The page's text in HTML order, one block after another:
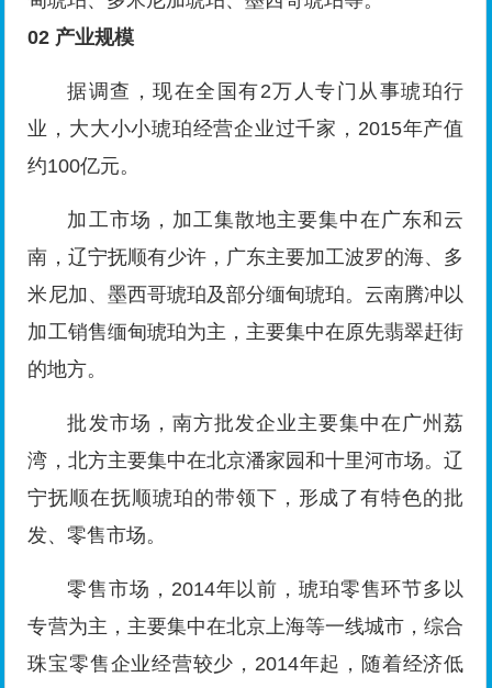
02 产业规模
据调查，现在全国有2万人专门从事琥珀行
业，大大小小琥珀经营企业过千家，2015年产值
约100亿元。
加工市场，加工集散地主要集中在广东和云
南，辽宁抚顺有少许，广东主要加工波罗的海、多
米尼加、墨西哥琥珀及部分缅甸琥珀。云南腾冲以
加工销售缅甸琥珀为主，主要集中在原先翡翠赶街
的地方。
批发市场，南方批发企业主要集中在广州荔
湾，北方主要集中在北京潘家园和十里河市场。辽
宁抚顺在抚顺琥珀的带领下，形成了有特色的批
发、零售市场。
零售市场，2014年以前，琥珀零售环节多以
专营为主，主要集中在北京上海等一线城市，综合
珠宝零售企业经营较少，2014年起，随着经济低